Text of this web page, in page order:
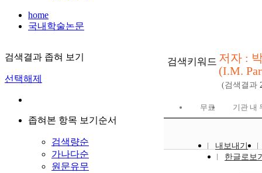
home
국내학술논문
검색결과 좁혀 보기
선택해제
좁혀본 항목 보기순서
검색량순
가나다순
원문유무
검색키워드 저자 :
(I.M.
(검색결과
무료 기관 내
내보내기
한글로보